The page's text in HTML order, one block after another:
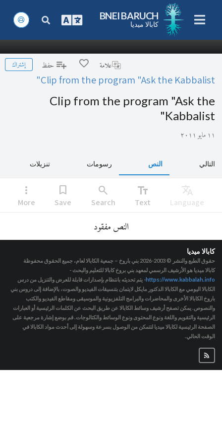
BNEI BARUCH
كابالا ميديا
علامة حفظ إشتراك
Clip from the program "Ask the Kabbalist"
Clip from the program "Ask the
Kabbalist"
١١ مايو ٢٠١١
التالي النص رسومات تنزيلات
Translate
Language
text_fields
Text
search
Search
bookmark
Save
more_vert
More
النص مفقود
كابالا ميديا
حقوق الطبع والنشر © 2003-2026
بني باروخ – جمعية الكابالا لعام، جميع الحقوق محفوظة
كابالا ميديا هو الأرشيف الرسمي لمعهد بني بروخ كابالا للتعليم والبحث -
https://www.kabbalah.info- يتم تحديثه بانتظام بإصدارات قابلة للعرض والتنزيل من درس
الكابالا اليومي مع الكابالا الدكتور مايكل لايتمان بتنسيقات الفيديو والصوت، بالإضافة إلى دروس بني
باروخ الكابالا الأخرى والمحاضرات والبرامج التلفزيونية والموسيقى ومقاطع الفيديو والكتب
والنصوص. يمكن تصفح أرشيف وسائط الكابالا عن طريق البحث عن الكلمات الرئيسية أو العبارات
الرئيسية والتقويم واللغة ونوع المحتوى ونوع الوسائط والكتالوجات. قم بوضع إشارة مرجعية على
الصفحة الرئيسية لكابالا ميديا لتتمكن من الوصول بسرعة وسهولة إلى أحدث مواد الكابالا في
الوقت الحالي.